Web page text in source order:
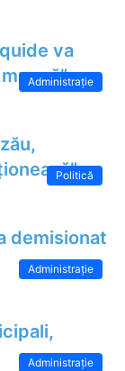
va
Administrație
Politică
demisionat
Administrație
Administrație